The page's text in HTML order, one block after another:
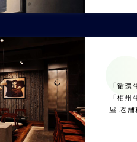
「循
「相
屋 老舗